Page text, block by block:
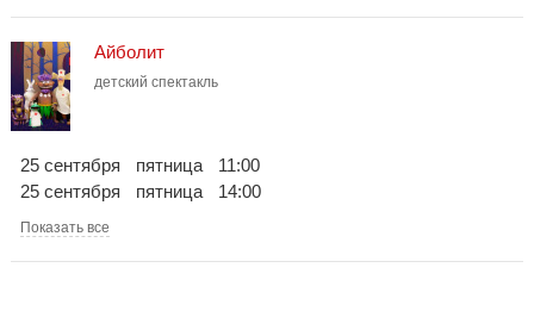
Айболит
детский спектакль
25 сентября пятница
11:00
25 сентября
пятница 14:00
Показать все